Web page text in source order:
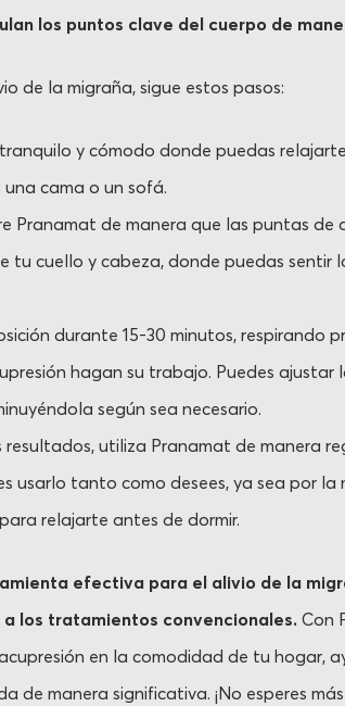
los puntos clave del cuerpo de
de la migraña, sigue estos pasos:
y cómodo donde puedas
cama o un sofá.
Pranamat de manera que las puntas de
cuello y cabeza, donde puedas sentir
durante 15-30 minutos, respirando
hagan su trabajo. Puedes ajustar
según sea necesario.
resultados, utiliza Pranamat de manera
usarlo tanto como desees, ya sea por
relajarte antes de dormir.
efectiva para el alivio de la
los tratamientos convencionales. Con
en la comodidad de tu hogar,
de manera significativa. ¡No esperes